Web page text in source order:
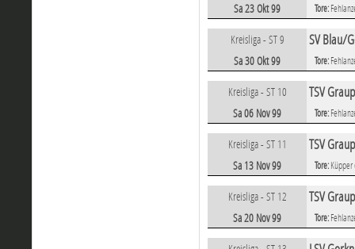
Sa 23 Okt 99 Tore:
Kreisliga - ST 9 SV Blau/
Sa 30 Okt 99 Tore:
Kreisliga - ST 10 TSV
Sa 06 Nov 99 Tore:
Kreisliga - ST 11 TSV
Sa 13 Nov 99 Tore: Küpper
Kreisliga - ST 12 TSV
Sa 20 Nov 99 Tore: